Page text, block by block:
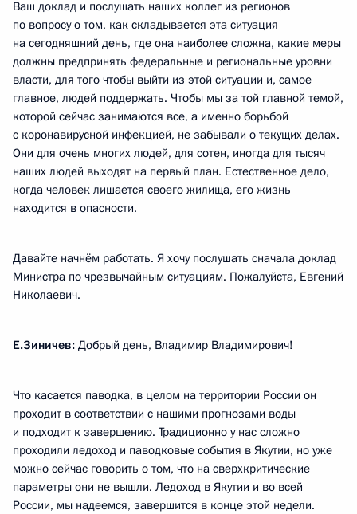
Ваш доклад и послушать наших коллег из регионов
по вопросу о том, как складывается эта ситуация
на сегодняшний день, где она наиболее сложна, какие меры
должны предпринять федеральные и региональные уровни
власти, для того чтобы выйти из этой ситуации и, самое
главное, людей поддержать. Чтобы мы за той главной темой,
которой сейчас занимаются все, а именно борьбой
с коронавирусной инфекцией, не забывали о текущих делах.
Они для очень многих людей, для сотен, иногда для тысяч
наших людей выходят на первый план. Естественное дело,
когда человек лишается своего жилища, его жизнь
находится в опасности.
Давайте начнём работать. Я хочу послушать сначала доклад
Министра по чрезвычайным ситуациям. Пожалуйста, Евгений
Николаевич.
Е.Зиничев: Добрый день, Владимир Владимирович!
Что касается паводка, в целом на территории России он
проходит в соответствии с нашими прогнозами воды
и подходит к завершению. Традиционно у нас сложно
проходили ледоход и паводковые события в Якутии, но уже
можно сейчас говорить о том, что на сверхкритические
параметры они не вышли. Ледоход в Якутии и во всей
России, мы надеемся, завершится в конце этой недели.